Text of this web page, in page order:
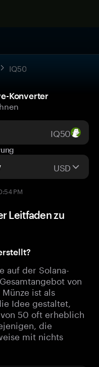
IQ50
Konverter
IQ50
USD
PM
Leitfaden zu
auf der Solana-
von
ist als
Idee gestaltet,
50 oft erheblich
die
mit nichts